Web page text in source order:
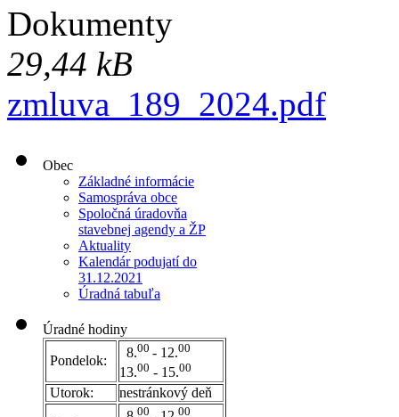
Dokumenty
29,44 kB
zmluva_189_2024.pdf
Obec
Základné informácie
Samospráva obce
Spoločná úradovňa
stavebnej agendy a ŽP
Aktuality
Kalendár podujatí do
31.12.2021
Úradná tabuľa
Úradné hodiny
Pondelok:
8.00 - 12.00
13.00 - 15.00
Utorok: nestránkový deň
00 00